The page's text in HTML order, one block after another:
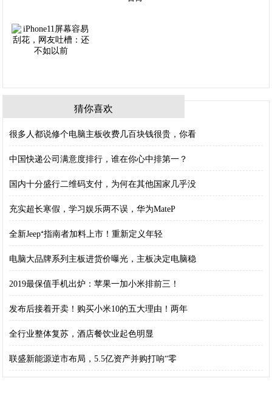
猜你喜欢
很多人都说修个电脑主板收费几百块钱很贵，你看
中国快递公司满意度排行，谁在你心中排第一？
国内十分盛行二维码支付，为何在其他国家几乎没
充实超长寒假，学习娱乐两不误，华为MateP
全新Jeep⁺指南者加料上市！重新定义年轻
电脑大品牌系列主板进货价曝光，主板决定电脑稳
2019最保值手机出炉：苹果一加小米排前三！
发布后接着开卖！购买小米10的五大理由！两年
全行业整体复苏，酒店餐饮业起色明显
联盛新能源逆市布局，5.5亿资产并购打响“零